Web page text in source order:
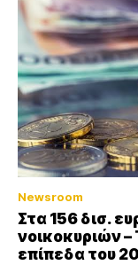
Newsroom
Στα 156 δισ.
νοικοκυριών –
επίπεδα του